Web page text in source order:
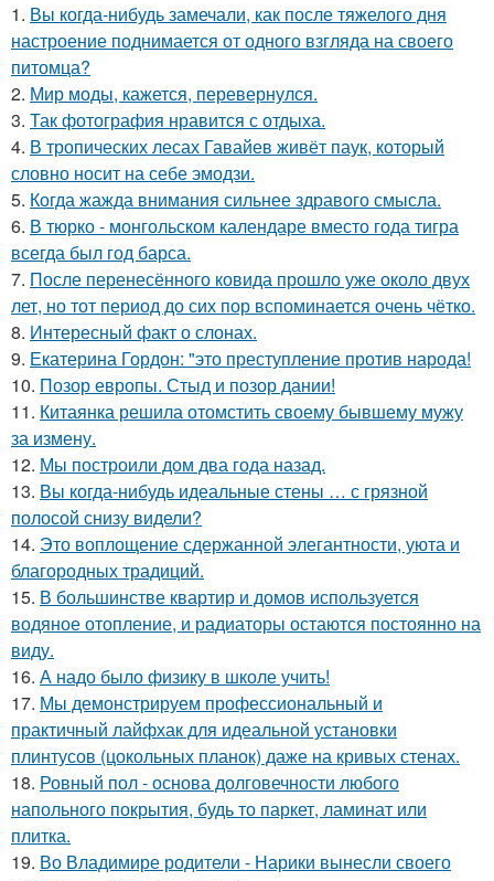
1. Вы когда-нибудь замечали, как после тяжелого дня
настроение поднимается от одного взгляда на своего
питомца?
2. Мир моды, кажется, перевернулся.
3. Так фотография нравится с отдыха.
4. В тропических лесах Гавайев живёт паук, который
словно носит на себе эмодзи.
5. Когда жажда внимания сильнее здравого смысла.
6. В тюрко - монгольском календаре вместо года тигра
всегда был год барса.
7. После перенесённого ковида прошло уже около двух
лет, но тот период до сих пор вспоминается очень чётко.
8. Интересный факт о слонах.
9. Екатерина Гордон: "это преступление против народа!
10. Позор европы. Стыд и позор дании!
11. Китаянка решила отомстить своему бывшему мужу
за измену.
12. Мы построили дом два года назад.
13. Вы когда-нибудь идеальные стены … с грязной
полосой снизу видели?
14. Это воплощение сдержанной элегантности, уюта и
благородных традиций.
15. В большинстве квартир и домов используется
водяное отопление, и радиаторы остаются постоянно на
виду.
16. А надо было физику в школе учить!
17. Мы демонстрируем профессиональный и
практичный лайфхак для идеальной установки
плинтусов (цокольных планок) даже на кривых стенах.
18. Ровный пол - основа долговечности любого
напольного покрытия, будь то паркет, ламинат или
плитка.
19. Во Владимире родители - Нарики вынесли своего